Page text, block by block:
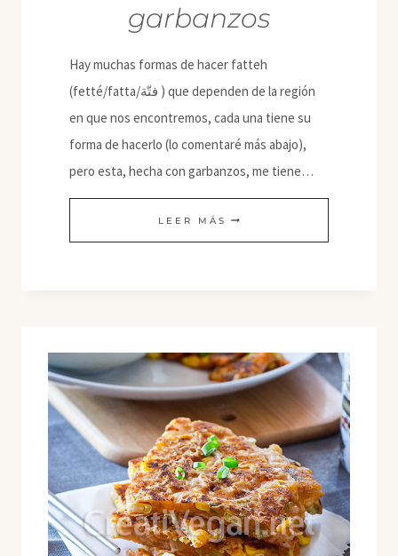
garbanzos
Hay muchas formas de hacer fatteh
(fetté/fatta/فتّة‎ ) que dependen de la región
en que nos encontremos, cada una tiene su
forma de hacerlo (lo comentaré más abajo),
pero esta, hecha con garbanzos, me tiene…
LEER MÁS FATTEH
DE